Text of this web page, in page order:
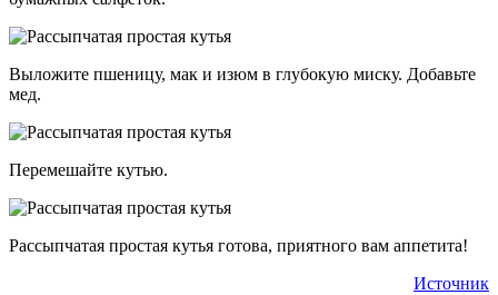
Выложите пшеницу, мак и изюм в глубокую миску. Добавьте
мед.
Перемешайте кутью.
Рассыпчатая простая кутья готова, приятного вам аппетита!
Источник